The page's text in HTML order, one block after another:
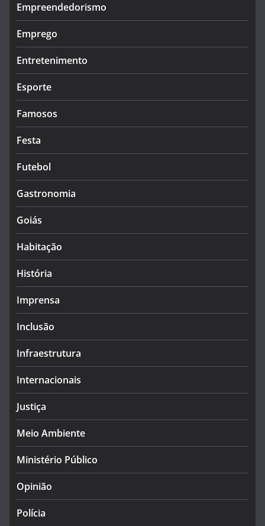
Empreendedorismo
Emprego
Entretenimento
Esporte
Famosos
Festa
Futebol
Gastronomia
Goiás
Habitação
História
Imprensa
Inclusão
Infraestrutura
Internacionais
Justiça
Meio Ambiente
Ministério Público
Opinião
Polícia